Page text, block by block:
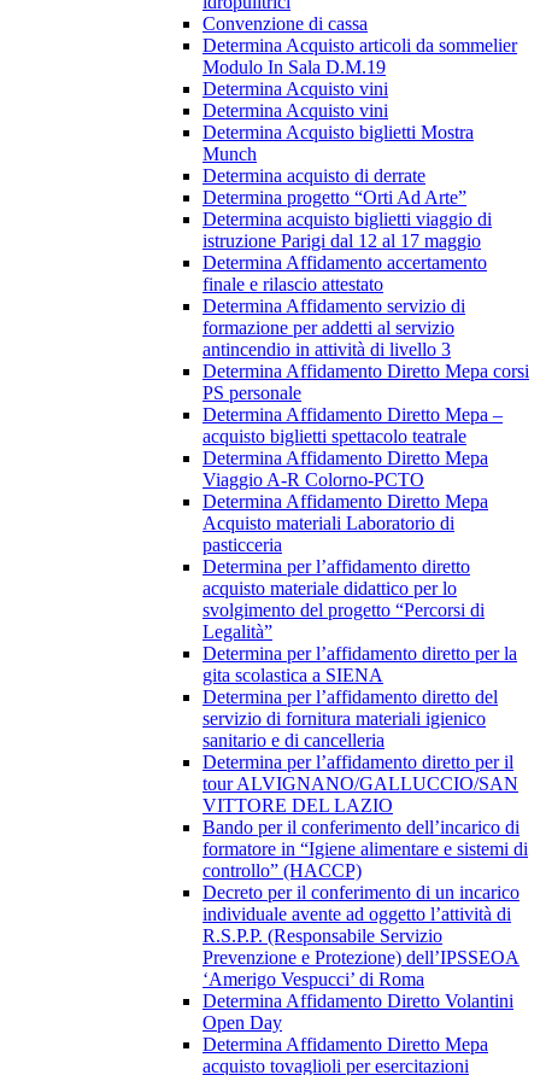
Convenzione di cassa
Determina Acquisto articoli da sommelier
Modulo In Sala D.M.19
Determina Acquisto vini
Determina Acquisto vini
Determina Acquisto biglietti Mostra
Munch
Determina acquisto di derrate
Determina progetto “Orti Ad Arte”
Determina acquisto biglietti viaggio di
istruzione Parigi dal 12 al 17 maggio
Determina Affidamento accertamento
finale e rilascio attestato
Determina Affidamento servizio di
formazione per addetti al servizio
antincendio in attività di livello 3
Determina Affidamento Diretto Mepa corsi
PS personale
Determina Affidamento Diretto Mepa –
acquisto biglietti spettacolo teatrale
Determina Affidamento Diretto Mepa
Viaggio A-R Colorno-PCTO
Determina Affidamento Diretto Mepa
Acquisto materiali Laboratorio di
pasticceria
Determina per l’affidamento diretto
acquisto materiale didattico per lo
svolgimento del progetto “Percorsi di
Legalità”
Determina per l’affidamento diretto per la
gita scolastica a SIENA
Determina per l’affidamento diretto del
servizio di fornitura materiali igienico
sanitario e di cancelleria
Determina per l’affidamento diretto per il
tour ALVIGNANO/GALLUCCIO/SAN
VITTORE DEL LAZIO
Bando per il conferimento dell’incarico di
formatore in “Igiene alimentare e sistemi di
controllo” (HACCP)
Decreto per il conferimento di un incarico
individuale avente ad oggetto l’attività di
R.S.P.P. (Responsabile Servizio
Prevenzione e Protezione) dell’IPSSEOA
‘Amerigo Vespucci’ di Roma
Determina Affidamento Diretto Volantini
Open Day
Determina Affidamento Diretto Mepa
acquisto tovaglioli per esercitazioni